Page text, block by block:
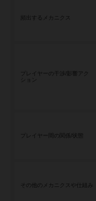
頻出するメカニクス
プレイヤーの干渉/影響アク
プレイヤー間の関係/状態
その他のメカニクスや仕組み